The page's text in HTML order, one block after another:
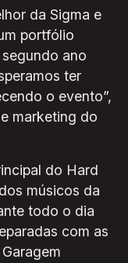
da Sigma e
portfólio
ano
ter
o evento”,
marketing do
do Hard
músicos da
todo o dia
com as